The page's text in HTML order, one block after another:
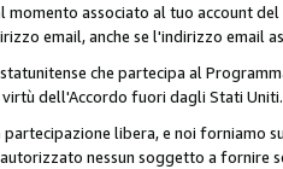
associato al tuo account
email, anche se l'indirizzo email
che partecipa al
virtù dell'Accordo fuori dagli Stati
libera, e noi forniamo
nessun soggetto a fornire